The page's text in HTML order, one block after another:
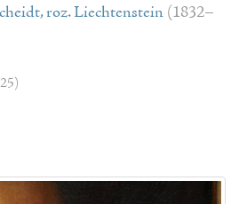
roz. Liechtenstein (1832–